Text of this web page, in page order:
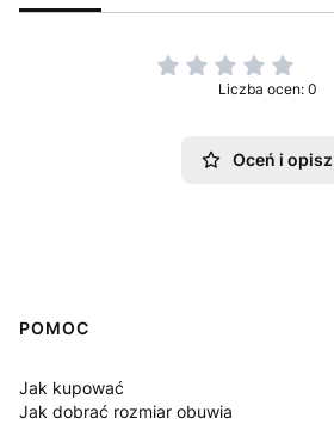
Liczba ocen: 0
Oceń i opisz
Linki w stopce
POMOC
Jak kupować
Jak dobrać rozmiar obuwia